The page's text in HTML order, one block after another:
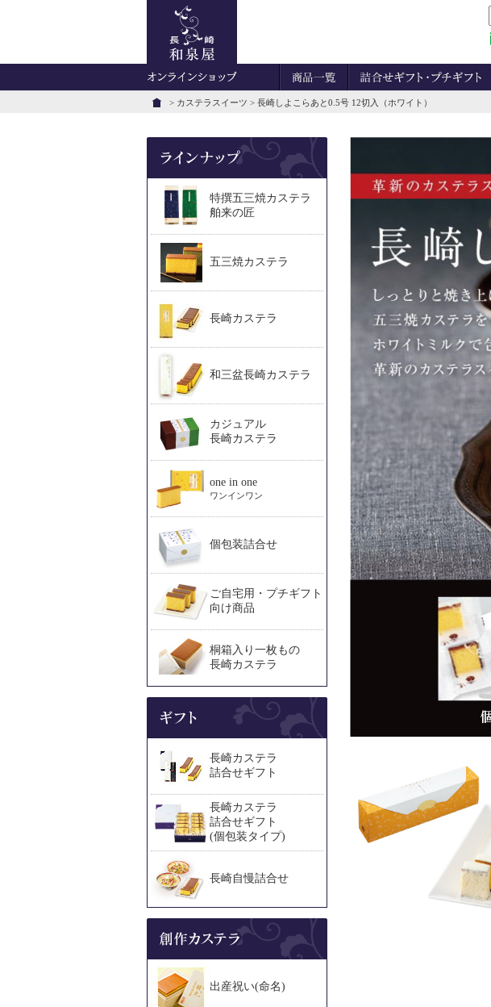
> カステラスイーツ > 長崎しよこらあと0.5号 12切入（ホワイト）
特撰五三焼カステラ
舶来の匠
五三焼カステラ
長崎カステラ
和三盆長崎カステラ
カジュアル
長崎カステラ
one in one
ワンインワン
個包装詰合せ
ご自宅用・プチギフト
向け商品
桐箱入り一枚もの
長崎カステラ
長崎カステラ
詰合せギフト
長崎カステラ
詰合せギフト
(個包装タイプ)
長崎自慢詰合せ
出産祝い(命名)